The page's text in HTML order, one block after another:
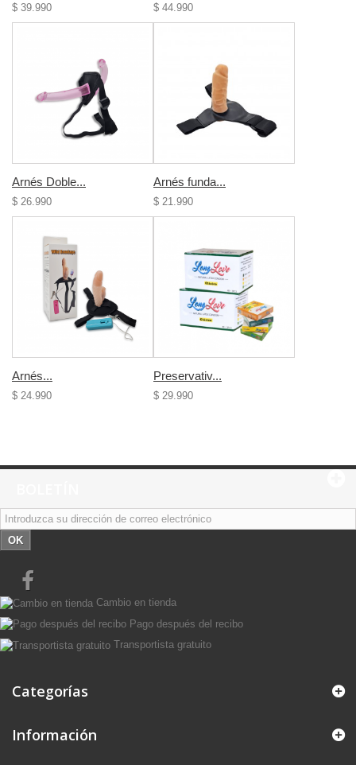
$ 39.990 $ 44.990
Arnés Doble...
$ 26.990
Arnés funda...
$ 21.990
Arnés...
$ 24.990
Preservativ...
$ 29.990
OK
Cambio en tienda
Pago después del recibo
Transportista gratuito
Categorías
Información